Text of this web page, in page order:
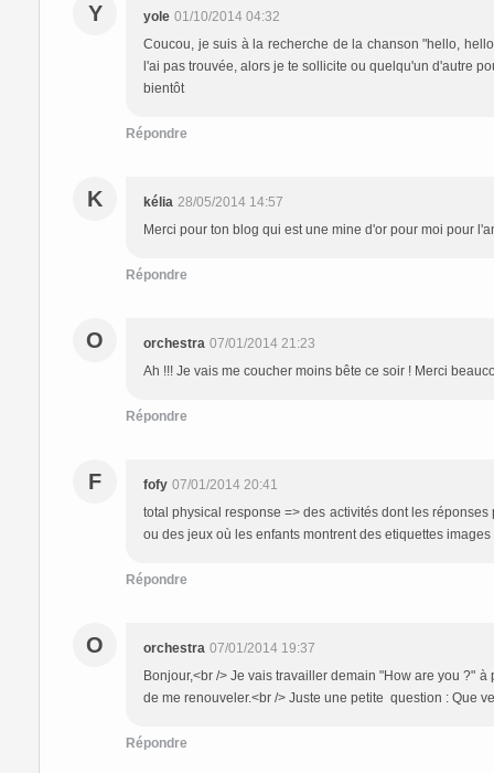
Y yole 01/10/2014 04:32
Coucou, je suis à la recherche de la chanson "hello,
l'ai pas trouvée, alors je te sollicite ou quelqu'un d'autre
bientôt
Répondre
K kélia 28/05/2014 14:57
Merci pour ton blog qui est une mine d'or pour moi pour
Répondre
O orchestra 07/01/2014 21:23
Ah !!! Je vais me coucher moins bête ce soir ! Merci
Répondre
F fofy 07/01/2014 20:41
total physical response => des activités dont les
ou des jeux où les enfants montrent des etiquettes images
Répondre
O orchestra 07/01/2014 19:37
Bonjour,<br /> Je vais travailler demain "How are you ?"
de me renouveler.<br /> Juste une petite question : Que
Répondre